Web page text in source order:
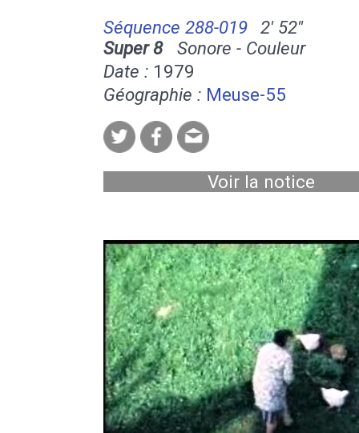
Séquence 288-019
2' 52''
Super 8Sonore - Couleur
Date : 1979
Géographie : Meuse-55
Voir la notice